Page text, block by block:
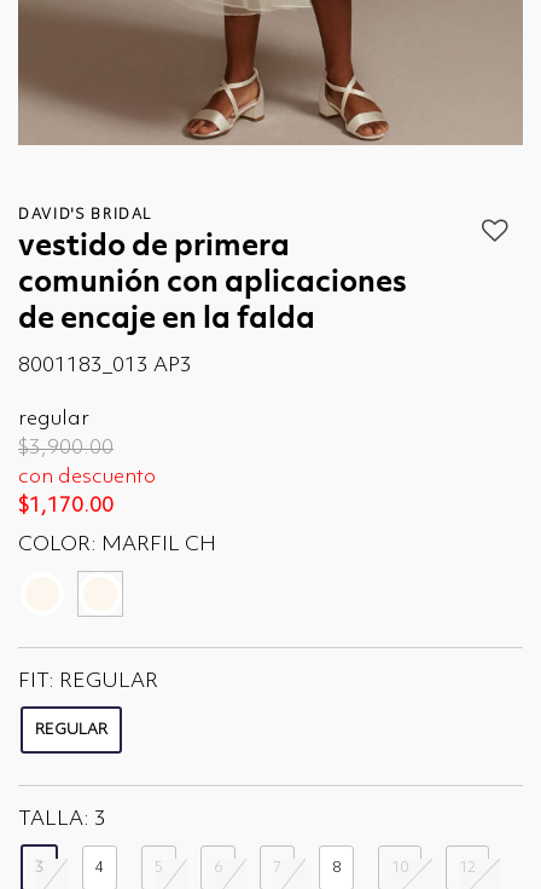
DAVID'S BRIDAL
vestido de primera
comunión con aplicaciones
de encaje en la falda
8001183_013 AP3
regular
Price reduced from
$3,900.00to
con descuento
$1,170.00
COLOR: MARFIL CH
FIT: REGULAR
REGULAR
TALLA: 3
3 4 5 6 7 8 10 12